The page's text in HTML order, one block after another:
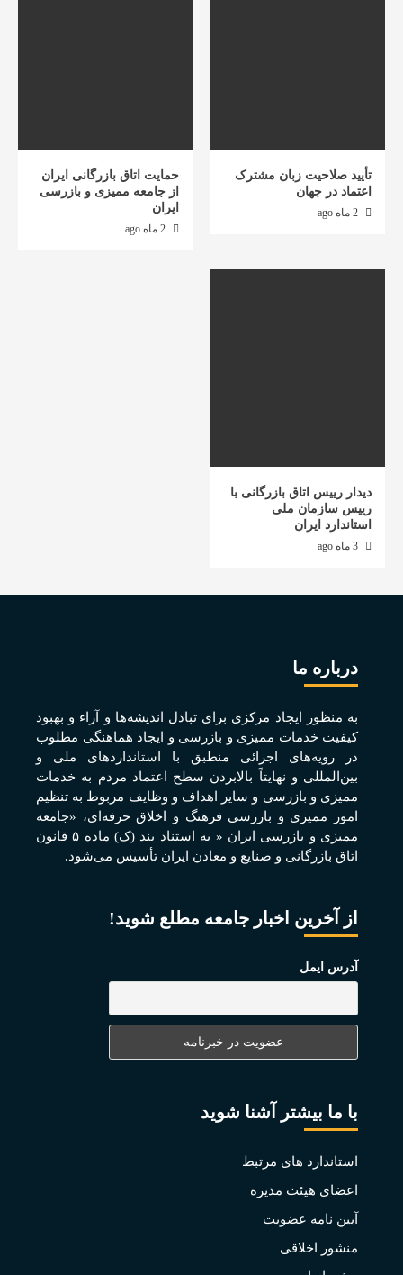
تأیید صلاحیت زبان مشترک
اعتماد در جهان
حمایت اتاق بازرگانی ایران
از جامعه ممیزی و بازرسی
ایران
دیدار رییس اتاق بازرگانی با
رییس سازمان ملی
استاندارد ایران
درباره ما
به منظور ايجاد مرکزی برای تبادل انديشه‌ها و آراء و بهبود
کيفيت خدمات مميزی و بازرسی و ايجاد هماهنگی مطلوب
در رويه‌های اجرائی منطبق با استانداردهای ملی و
بين‌المللی و نهايتاً بالابردن سطح اعتماد مردم به خدمات
مميزی و بازرسی و ساير اهداف و وظايف مربوط به تنظيم
امور مميزی و بازرسی فرهنگ و اخلاق حرفه‌ای، «جامعه
مميزی و بازرسی ايران « به استناد بند (ک) ماده ۵ قانون
اتاق بازرگانی و صنايع و معادن ايران تأسيس می‌شود.
از آخرین اخبار جامعه مطلع شوید!
آدرس ایمل
با ما بیشتر آشنا شوید
استاندارد های مرتبط
اعضای هیئت مدیره
آیین نامه عضویت
منشور اخلاقی